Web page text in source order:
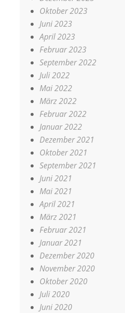
Oktober 2023
Juni 2023
April 2023
Februar 2023
September 2022
Juli 2022
Mai 2022
März 2022
Februar 2022
Januar 2022
Dezember 2021
Oktober 2021
September 2021
Juni 2021
Mai 2021
April 2021
März 2021
Februar 2021
Januar 2021
Dezember 2020
November 2020
Oktober 2020
Juli 2020
Juni 2020